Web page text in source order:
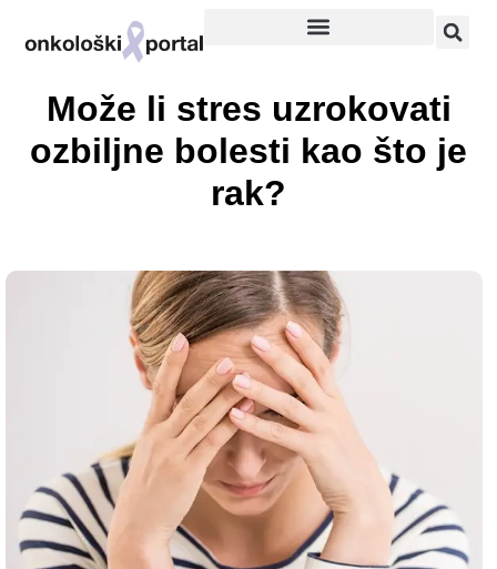
Može li stres uzrokovati
ozbiljne bolesti kao što je
rak?